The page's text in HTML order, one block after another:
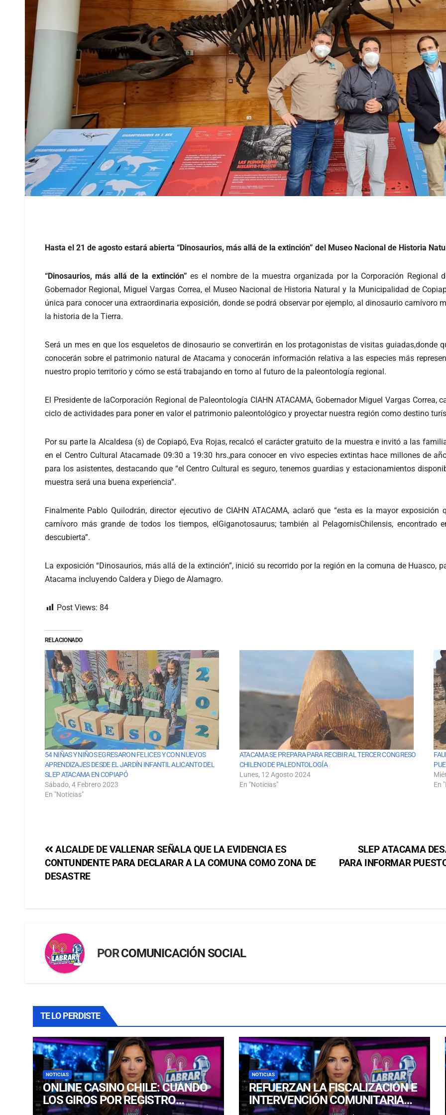
Hasta el 21 de agosto estará abierta “Dinosaurios, más allá de la extinción” del Museo Nacional de Historia
“Dinosaurios, más allá de la extinción”es el nombre de la muestra organizada por la Corporación Regional
Gobernador Regional, Miguel Vargas Correa, el Museo Nacional de Historia Natural y la Municipalidad de
única para conocer una extraordinaria exposición, donde se podrá observar por ejemplo, al dinosaurio carnívoro
la historia de la Tierra.
Será un mes en que los esqueletos de dinosaurio se convertirán en los protagonistas de visitas guiadas,donde
conocerán sobre el patrimonio natural de Atacama y conocerán información relativa a las especies más
nuestro propio territorio y cómo se está trabajando en torno al futuro de la paleontología regional.
El Presidente de laCorporación Regional de Paleontología CIAHN ATACAMA, Gobernador Miguel Vargas
ciclo de actividades para poner en valor el patrimonio paleontológico y proyectar nuestra región como destino
Por su parte la Alcaldesa (s) de Copiapó, Eva Rojas, recalcó el carácter gratuito de la muestra e invitó a las
en el Centro Cultural Atacamade 09:30 a 19:30 hrs.,para conocer en vivo especies extintas hace millones de
para los asistentes, destacando que “el Centro Cultural es seguro, tenemos guardias y estacionamientos
muestra será una buena experiencia”.
Finalmente Pablo Quilodrán, director ejecutivo de CIAHN ATACAMA, aclaró que “esta es la mayor
carnívoro más grande de todos los tiempos, elGiganotosaurus; también al PelagornisChilensis,
descubierta”.
La exposición “Dinosaurios, más allá de la extinción”, inició su recorrido por la región en la comuna de Huasco,
Atacama incluyendo Caldera y Diego de Alamagro.
Post Views: 84
RELACIONADO
54 NIÑAS Y NIÑOS EGRESARON FELICES Y CON NUEVOS
APRENDIZAJES DESDE EL JARDÍN INFANTIL ALICANTO DEL
SLEP ATACAMA EN COPIAPÓ
Sábado, 4 Febrero 2023
En "Noticias"
ATACAMA SE PREPARA PARA RECIBIR AL TERCER CONGRESO
CHILENO DE PALEONTOLOGÍA
Lunes, 12 Agosto 2024
En "Noticias"
En
SLEP ATACAMA
PARA INFORMAR
ALCALDE DE VALLENAR SEÑALA QUE LA EVIDENCIA ES
CONTUNDENTE PARA DECLARAR A LA COMUNA COMO ZONA DE
DESASTRE
PORCOMUNICACIÓN SOCIAL
TE LO PERDISTE
NOTICIAS
ONLINE CASINO CHILE: CUÁNDO
LOS GIROS POR REGISTRO
NOTICIAS
REFUERZAN LA FISCALIZACIÓN E
INTERVENCIÓN COMUNITARIA